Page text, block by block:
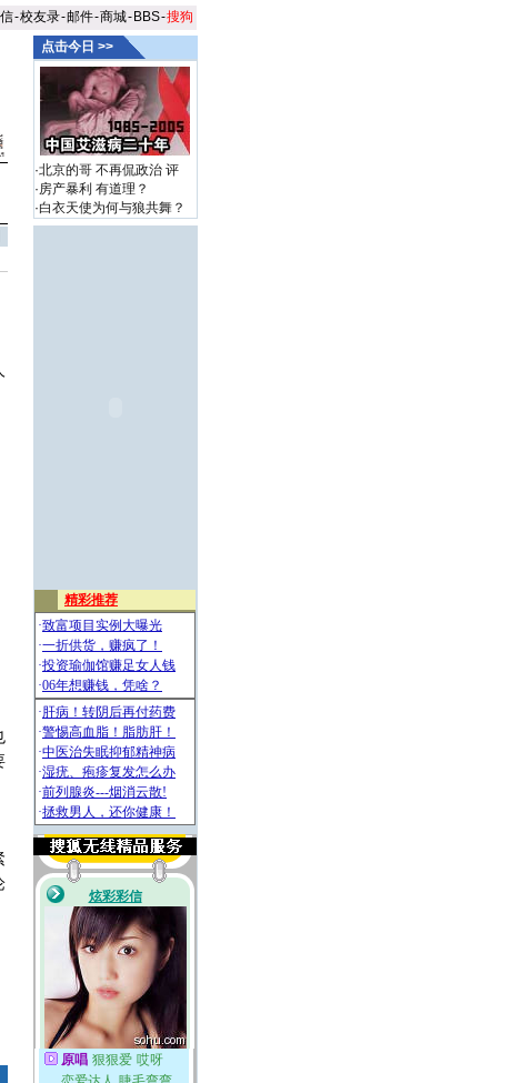
-校友录-邮件-商城- BBS-搜狗
点击今日 >>
·北京的哥 不再侃政治 评
·房产暴利 有道理？
·白衣天使为何与狼共舞？